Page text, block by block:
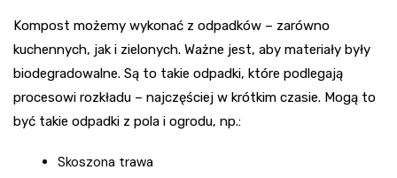
Kompost możemy wykonać z odpadków – zarówno
kuchennych, jak i zielonych. Ważne jest, aby materiały były
biodegradowalne. Są to takie odpadki, które podlegają
procesowi rozkładu – najczęściej w krótkim czasie. Mogą to
być takie odpadki z pola i ogrodu, np.:
Skoszona trawa